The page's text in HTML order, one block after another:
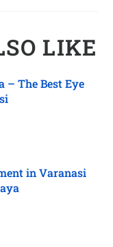
LIKE
– The Best Eye
in Varanasi